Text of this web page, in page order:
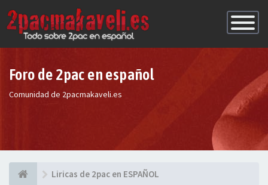
de
Foro de 2pac en español
Comunidad de 2pacmakaveli.es
Liricas de 2pac en ESPAÑOL